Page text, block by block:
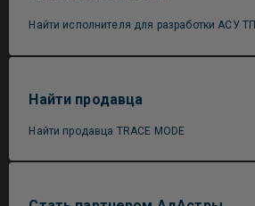
Найти исполнителя для разработки АСУ ТП
Найти продавца
Найти продавца TRACE MODE